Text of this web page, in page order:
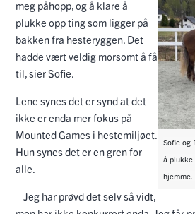
Sofie og
å plukke
hjemme.
meg påhopp, og å klare å
plukke opp ting som ligger på
bakken fra hesteryggen. Det
hadde vært veldig morsomt å få
til, sier Sofie.
Lene synes det er synd at det
ikke er enda mer fokus på
Mounted Games i hestemiljøet.
Hun synes det er en gren for
alle.
– Jeg har prøvd det selv så vidt,